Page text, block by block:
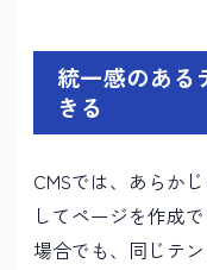
統一感のある
きる
CMSでは、あらか
してページを作成
場合でも、同じテ